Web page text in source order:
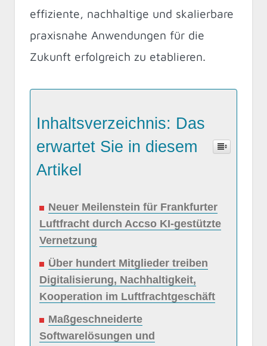
effiziente, nachhaltige und skalierbare
praxisnahe Anwendungen für die
Zukunft erfolgreich zu etablieren.
Inhaltsverzeichnis: Das
erwartet Sie in diesem
Artikel
Neuer Meilenstein für Frankfurter
Luftfracht durch Accso KI-gestützte
Vernetzung
Über hundert Mitglieder treiben
Digitalisierung, Nachhaltigkeit,
Kooperation im Luftfrachtgeschäft
Maßgeschneiderte
Softwarelösungen und